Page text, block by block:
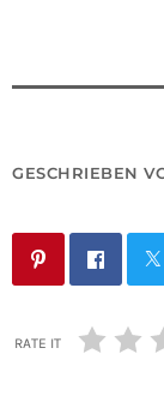
GESCHRIEBEN
RATE IT